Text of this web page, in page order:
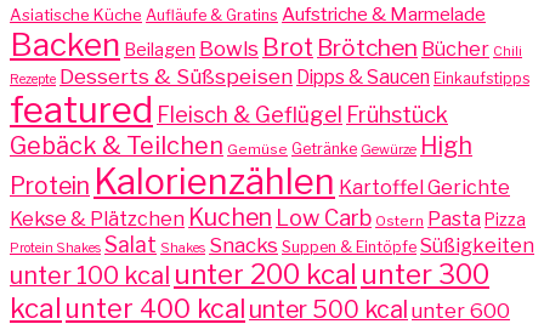
Asiatische Küche Aufläufe & Gratins Aufstriche & Marmelade
Backen Beilagen Bowls Brot Brötchen Bücher Chili
Rezepte Desserts & Süßspeisen Dipps & Saucen Einkaufstipps
featured Fleisch & Geflügel Frühstück
Gebäck & Teilchen Gemüse Getränke Gewürze High
Protein Kalorienzählen Kartoffel Gerichte
Kekse & Plätzchen Kuchen Low Carb Ostern Pasta Pizza
Protein Shakes Salat Shakes Snacks Suppen & Eintöpfe Süßigkeiten
unter 100 kcal unter 200 kcal unter 300
kcal unter 400 kcal unter 500 kcal unter 600